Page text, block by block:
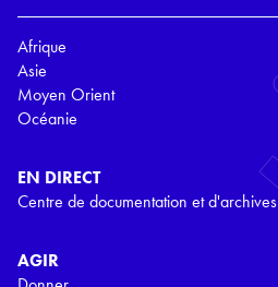
Afrique
Asie
Moyen Orient
Océanie
EN DIRECT
Centre de documentation et d'archives
AGIR